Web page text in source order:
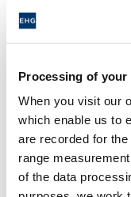
Processing of
When you visit our
which enable us to
are recorded for
range
of the data
hinaus
den Bereichen
erlernte
Erfahrungen
fachlichen wie
bieten wir Dir
vielfältige
dynamisch